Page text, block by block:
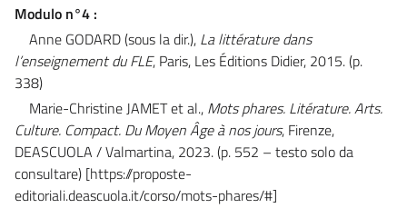
Modulo n°4 :
Anne GODARD (sous la dir.), La littérature dans
l’enseignement du FLE, Paris, Les Éditions Didier, 2015. (p.
338)
Marie-Christine JAMET et al., Mots phares. Litérature. Arts.
Culture. Compact. Du Moyen Âge à nos jours, Firenze,
DEASCUOLA / Valmartina, 2023.(p. 552 – testo solo da
consultare) [https://proposte-
editoriali.deascuola.it/corso/mots-phares/#]